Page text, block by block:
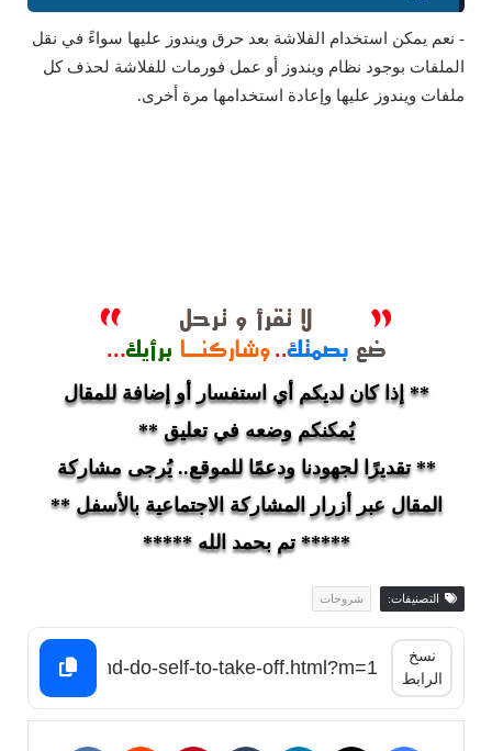
- نعم يمكن استخدام الفلاشة بعد حرق ويندوز عليها سواءً في نقل
الملفات بوجود نظام ويندوز أو عمل فورمات للفلاشة لحذف كل
ملفات ويندوز عليها وإعادة استخدامها مرة أخرى.
** إذا كان لديكم أي استفسار أو إضافة للمقال
يُمكنكم وضعه في تعليق **
** تقديرًا لجهودنا ودعمًا للموقع.. يُرجى مشاركة
المقال عبر أزرار المشاركة الاجتماعية بالأسفل **
***** تم بحمد الله *****
التصنيفات: شروحات
نسخ
الرابط